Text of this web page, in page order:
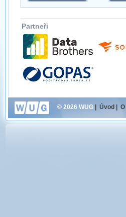
Partneři
© 2026 WUG Úvod